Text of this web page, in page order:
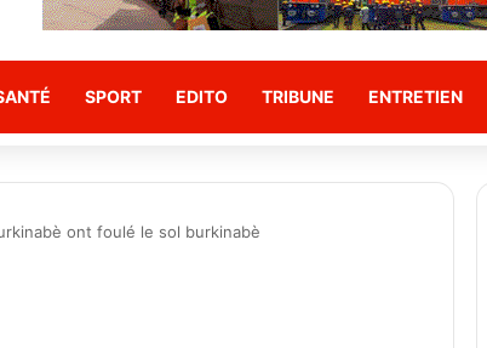
SPORT EDITO TRIBUNE ENTRETIEN
ont foulé le sol burkinabè